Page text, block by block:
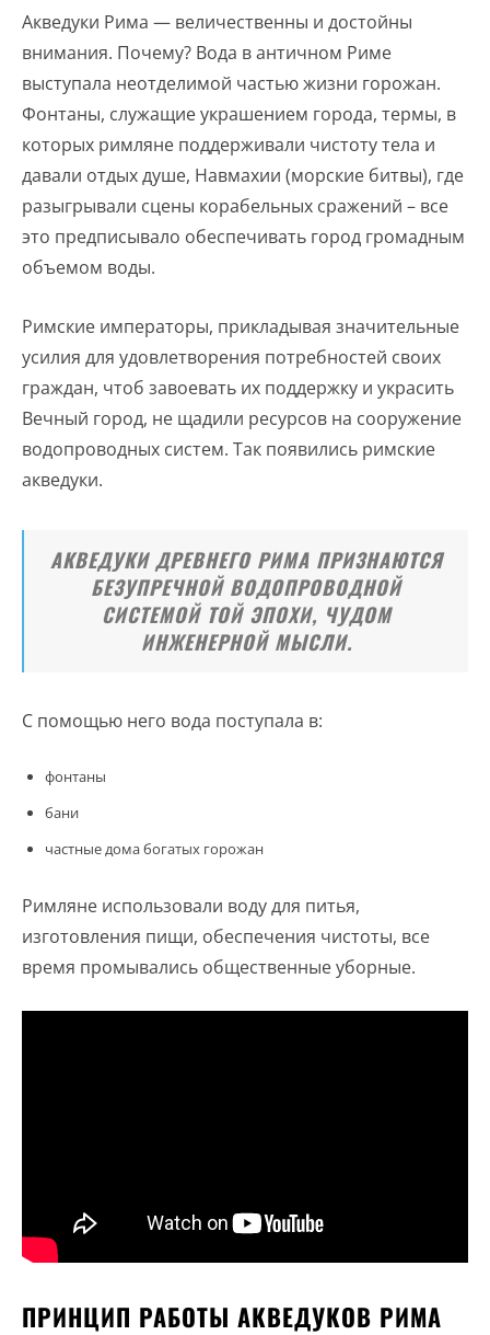
Акведуки Рима — величественны и достойны
внимания. Почему? Вода в античном Риме
выступала неотделимой частью жизни горожан.
Фонтаны, служащие украшением города, термы, в
которых римляне поддерживали чистоту тела и
давали отдых душе, Навмахии (морские битвы), где
разыгрывали сцены корабельных сражений – все
это предписывало обеспечивать город громадным
объемом воды.
Римские императоры, прикладывая значительные
усилия для удовлетворения потребностей своих
граждан, чтоб завоевать их поддержку и украсить
Вечный город, не щадили ресурсов на сооружение
водопроводных систем. Так появились римские
акведуки.
АКВЕДУКИ ДРЕВНЕГО РИМА ПРИЗНАЮТСЯ
БЕЗУПРЕЧНОЙ ВОДОПРОВОДНОЙ
СИСТЕМОЙ ТОЙ ЭПОХИ, ЧУДОМ
ИНЖЕНЕРНОЙ МЫСЛИ.
С помощью него вода поступала в:
фонтаны
бани
частные дома богатых горожан
Римляне использовали воду для питья,
изготовления пищи, обеспечения чистоты, все
время промывались общественные уборные.
ПРИНЦИП РАБОТЫ АКВЕДУКОВ РИМА